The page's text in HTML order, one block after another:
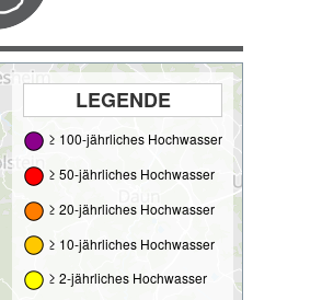
LEGENDE
≥ 100-jährliches Hochwasser
≥ 50-jährliches Hochwasser
≥ 20-jährliches Hochwasser
≥ 10-jährliches Hochwasser
≥ 2-jährliches Hochwasser